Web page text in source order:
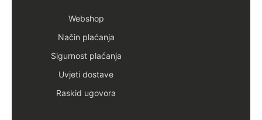
Webshop
Način plaćanja
Sigurnost plaćanja
Uvjeti dostave
Raskid ugovora